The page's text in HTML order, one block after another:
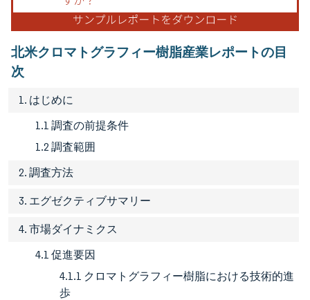
北米クロマトグラフィー樹脂産業レポートの目
次
1. はじめに
1.1 調査の前提条件
1.2 調査範囲
2. 調査方法
3. エグゼクティブサマリー
4. 市場ダイナミクス
4.1 促進要因
4.1.1 クロマトグラフィー樹脂における技術的進
歩